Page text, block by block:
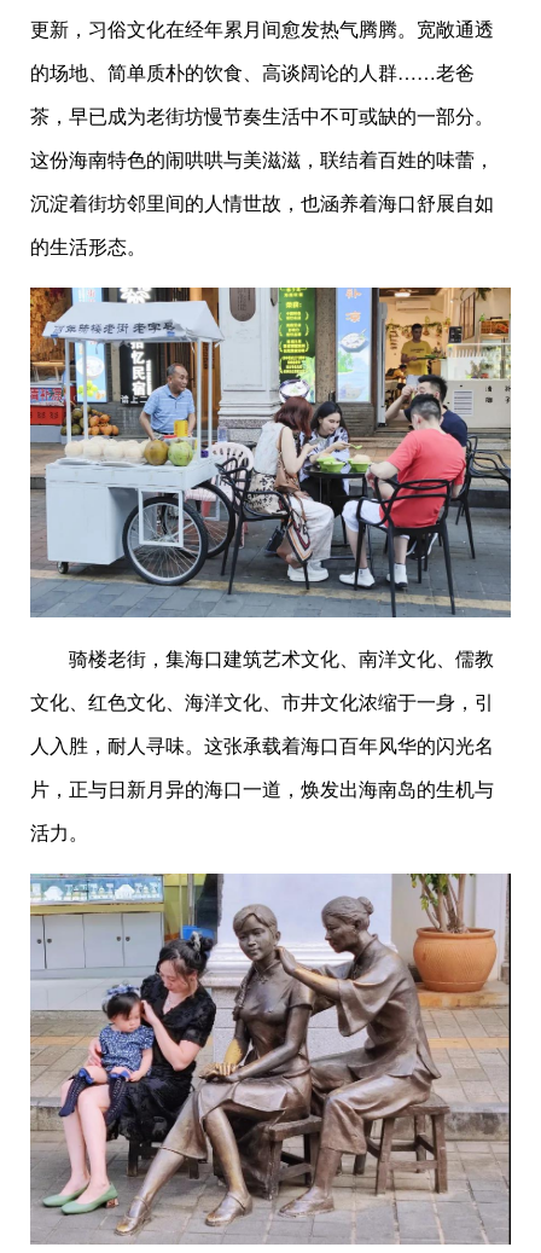
更新，习俗文化在经年累月间愈发热气腾腾。宽敞通透
的场地、简单质朴的饮食、高谈阔论的人群……老爸
茶，早已成为老街坊慢节奏生活中不可或缺的一部分。
这份海南特色的闹哄哄与美滋滋，联结着百姓的味蕾，
沉淀着街坊邻里间的人情世故，也涵养着海口舒展自如
的生活形态。
骑楼老街，集海口建筑艺术文化、南洋文化、儒教
文化、红色文化、海洋文化、市井文化浓缩于一身，引
人入胜，耐人寻味。这张承载着海口百年风华的闪光名
片，正与日新月异的海口一道，焕发出海南岛的生机与
活力。